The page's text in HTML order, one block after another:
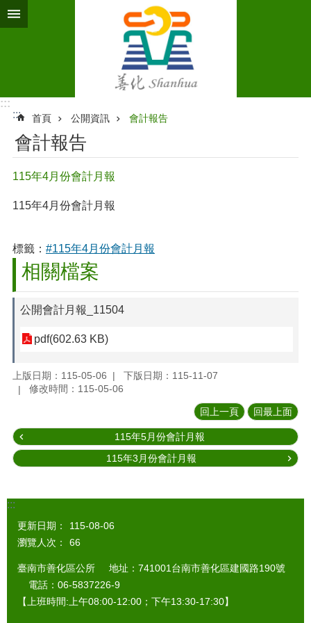
跳到主要內容區塊
:::
:::
首頁 公開資訊 會計報告
會計報告
115年4月份會計月報
115年4月份會計月報
標籤： #115年4月份會計月報
相關檔案
公開會計月報_11504
pdf(602.63 KB)
上版日期：115-05-06
下版日期：115-11-07
修改時間：115-05-06
回上一頁 回最上面
115年5月份會計月報
115年3月份會計月報
:::
更新日期：
115-08-06
瀏覽人次：
66
臺南市善化區公所 地址：741001台南市善化區建國路190號
電話：06-5837226-9
【上班時間:上午08:00-12:00；下午13:30-17:30】